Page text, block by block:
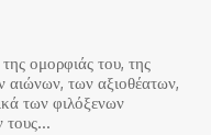
ομορφιάς του, της
αιώνων, των αξιοθέατων,
των φιλόξενων
τους…